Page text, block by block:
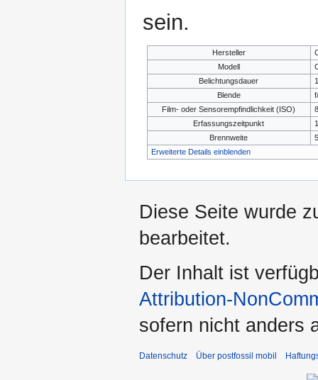
sein.
Hersteller
Modell
Belichtungsdauer
Blende
Film- oder Sensorempfindlichkeit (ISO)
Erfassungszeitpunkt
Brennweite
Erweiterte Details einblenden
Diese Seite wurde
bearbeitet.
Der Inhalt ist
Attribution-
sofern nicht anders
Datenschutz Über postfossil mobil